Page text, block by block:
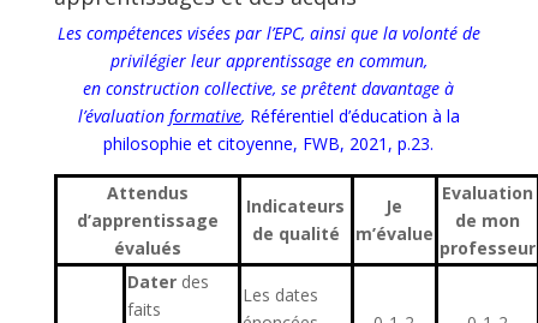
Les compétences visées par l’EPC, ainsi que la volonté de
privilégier leur apprentissage en commun,
enconstruction collective, se prêtent davantage à
l’évaluation formative, Référentiel d’éducation à la
philosophie et citoyenne, FWB, 2021, p.23.
Attendus
d’apprentissage
évalués
Indicateurs
de qualité
Je
m’évalue
Evaluation
de mon
professeur
Dater des
faits
Les dates